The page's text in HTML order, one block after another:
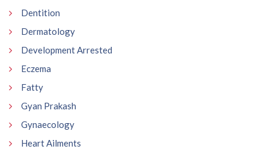
Dentition
Dermatology
Development Arrested
Eczema
Fatty
Gyan Prakash
Gynaecology
Heart Ailments